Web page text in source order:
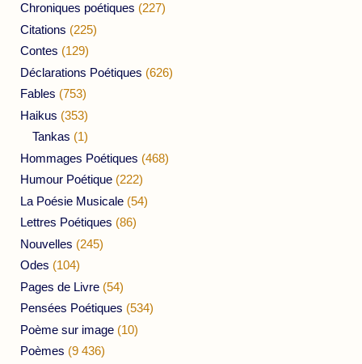
Chroniques poétiques (227)
Citations (225)
Contes (129)
Déclarations Poétiques (626)
Fables (753)
Haikus (353)
Tankas (1)
Hommages Poétiques (468)
Humour Poétique (222)
La Poésie Musicale (54)
Lettres Poétiques (86)
Nouvelles (245)
Odes (104)
Pages de Livre (54)
Pensées Poétiques (534)
Poème sur image (10)
Poèmes (9 436)